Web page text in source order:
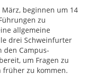
März, beginnen um 14
zu
allgemeine
drei Schweinfurter
den Campus-
um Fragen zu
früher zu kommen.